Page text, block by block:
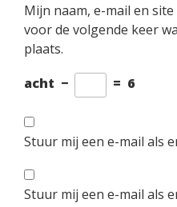
Mijn naam, e-mail en
voor de volgende keer
plaats.
acht − = 6
Stuur mij een e-mail als
Stuur mij een e-mail als